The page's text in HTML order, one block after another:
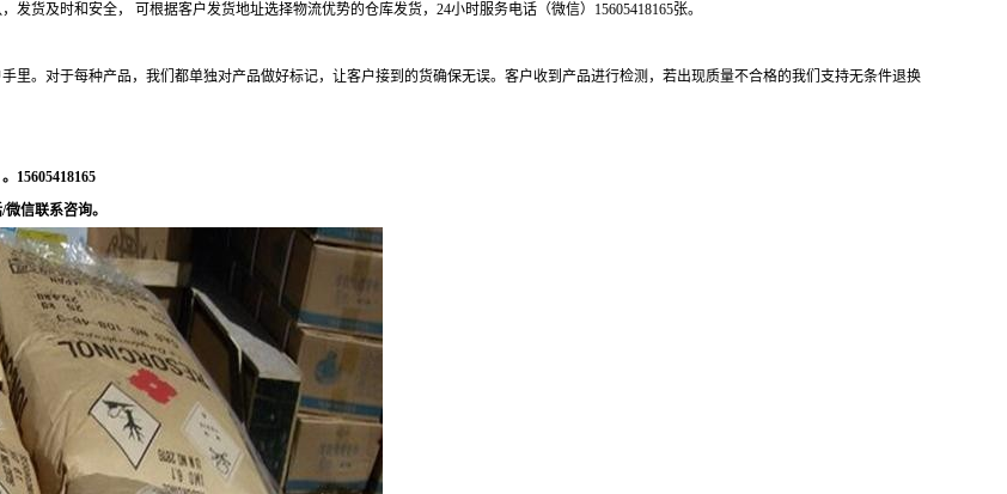
货及时和安全， 可根据客户发货地址选择物流优势的仓库发货，24小时服务电话（微信）15605418165张。
里。对于每种产品，我们都单独对产品做好标记，让客户接到的货确保无误。客户收到产品进行检测，若出现质量不合格的我们支持无条件退换
15605418165
信联系咨询。